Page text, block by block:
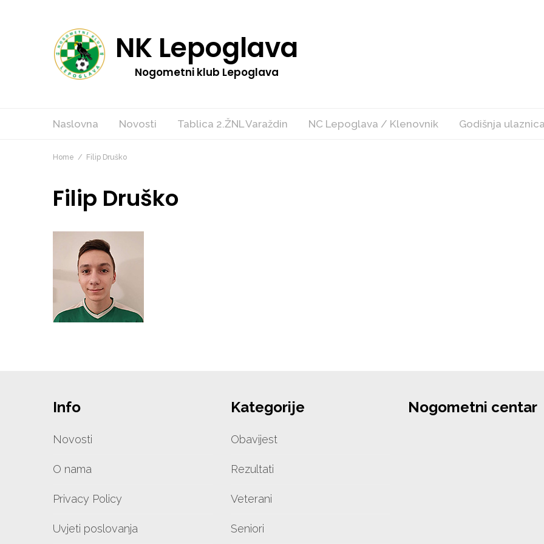
NK Lepoglava
Nogometni klub Lepoglava
Naslovna Novosti Tablica 2.ŽNL Varaždin NC Lepoglava / Klenovnik Godišnja ulaznica
Home Filip Druško
Filip Druško
Info
Novosti
O nama
Privacy Policy
Uvjeti poslovanja
Kategorije
Obavijest
Rezultati
Veterani
Seniori
Nogometni centar